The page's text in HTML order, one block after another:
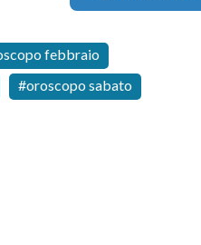
febbraio
oroscopo sabato